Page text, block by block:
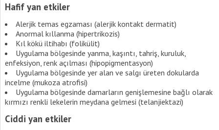
Hafif yan etkiler
Alerjik temas egzaması (alerjik kontakt dermatit)
Anormal kıllanma (hipertrikozis)
Kıl kökü iltihabı (folikülit)
Uygulama bölgesinde yanma, kaşıntı, tahriş, kuruluk,
enfeksiyon, renk açılması (hipopigmentasyon)
Uygulama bölgesinde yer alan ve salgı üreten dokularda
incelme (mukoza atrofisi)
Uygulama bölgesinde damarların genişlemesine bağlı olarak
kırmızı renkli lekelerin meydana gelmesi (telanjiektazi)
Ciddi yan etkiler